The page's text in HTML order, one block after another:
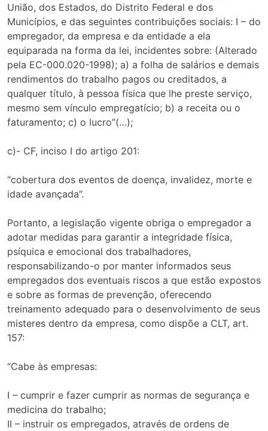
União, dos Estados, do Distrito Federal e dos
Municípios, e das seguintes contribuições sociais: I – do
empregador, da empresa e da entidade a ela
equiparada na forma da lei, incidentes sobre: (Alterado
pela EC-000.020-1998); a) a folha de salários e demais
rendimentos do trabalho pagos ou creditados, a
qualquer título, à pessoa física que lhe preste serviço,
mesmo sem vínculo empregatício; b) a receita ou o
faturamento; c) o lucro”(…);
c)- CF, inciso I do artigo 201:
“cobertura dos eventos de doença, invalidez, morte e
idade avançada”.
Portanto, a legislação vigente obriga o empregador a
adotar medidas para garantir a integridade física,
psíquica e emocional dos trabalhadores,
responsabilizando-o por manter informados seus
empregados dos eventuais riscos a que estão expostos
e sobre as formas de prevenção, oferecendo
treinamento adequado para o desenvolvimento de seus
misteres dentro da empresa, como dispõe a CLT, art.
157:
“Cabe às empresas:
I – cumprir e fazer cumprir as normas de segurança e
medicina do trabalho;
II – instruir os empregados, através de ordens de